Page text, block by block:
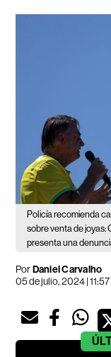
Policía recomienda
sobre venta de joyas:
presenta una
PorDaniel Carvalho
05 de julio, 2024 |